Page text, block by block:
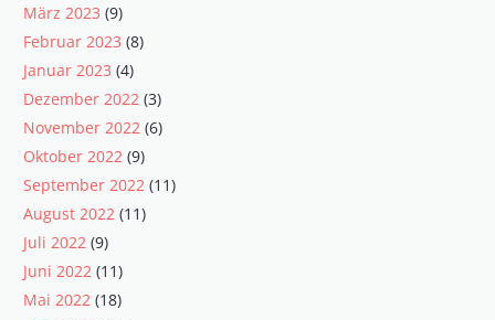
März 2023 (9)
Februar 2023 (8)
Januar 2023 (4)
Dezember 2022 (3)
November 2022 (6)
Oktober 2022 (9)
September 2022 (11)
August 2022 (11)
Juli 2022 (9)
Juni 2022 (11)
Mai 2022 (18)